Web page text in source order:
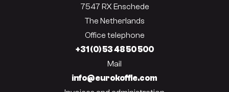
7547 RX Enschede
The Netherlands
Office telephone
+31 (0) 53 48 50 500
Mail
info@eurokoffie.com